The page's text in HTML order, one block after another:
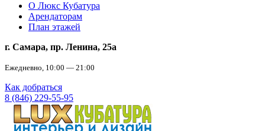
О Люкс Кубатура
Арендаторам
План этажей
г. Самара, пр. Ленина, 25а
Ежедневно, 10:00 — 21:00
Как добраться
8 (846) 229-55-95